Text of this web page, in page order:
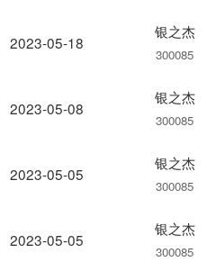
2023-05-18
2023-05-08
2023-05-05
2023-05-05
银之杰
300085
银之杰
300085
银之杰
300085
银之杰
300085